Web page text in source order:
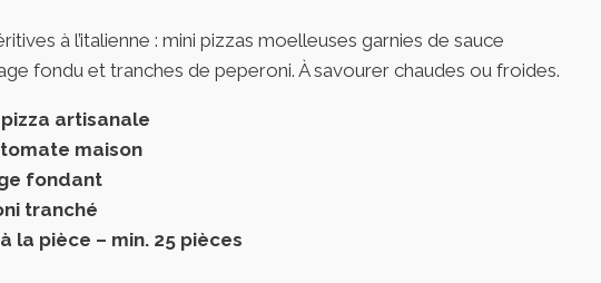
à l’italienne : mini pizzas moelleuses garnies de sauce
fondu et tranches de peperoni. À savourer chaudes ou froides.
artisanale
maison
fondant
tranché
la pièce – min. 25 pièces